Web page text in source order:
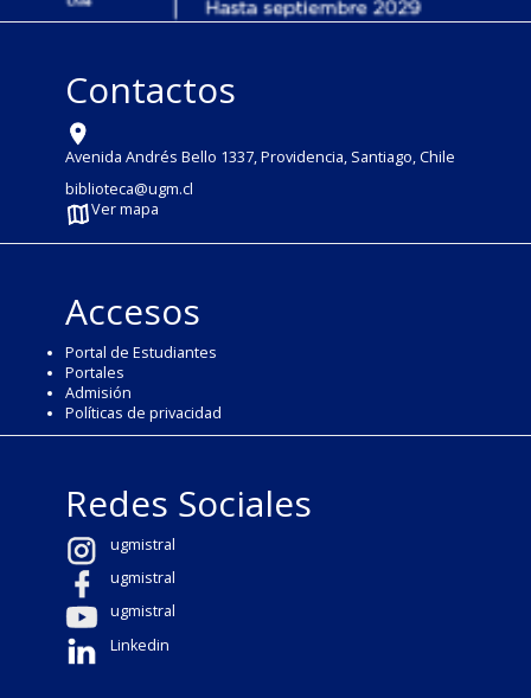
Contactos
Avenida Andrés Bello 1337, Providencia, Santiago, Chile
biblioteca@ugm.cl
Ver mapa
Accesos
Portal de Estudiantes
Portales
Admisión
Políticas de privacidad
Redes Sociales
ugmistral
ugmistral
ugmistral
Linkedin